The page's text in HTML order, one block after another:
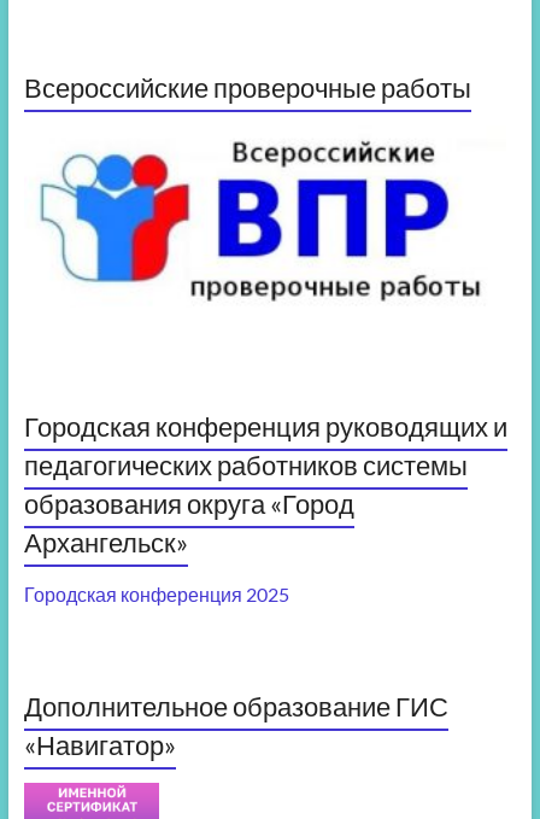
Всероссийские проверочные работы
Городская конференция руководящих и
педагогических работников системы
образования округа «Город
Архангельск»
Городская конференция 2025
Дополнительное образование ГИС
«Навигатор»